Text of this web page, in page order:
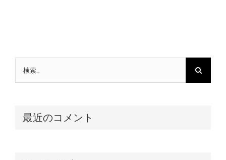
最近のコメント